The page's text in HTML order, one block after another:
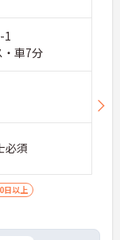
1
・車7分
必須
日以上